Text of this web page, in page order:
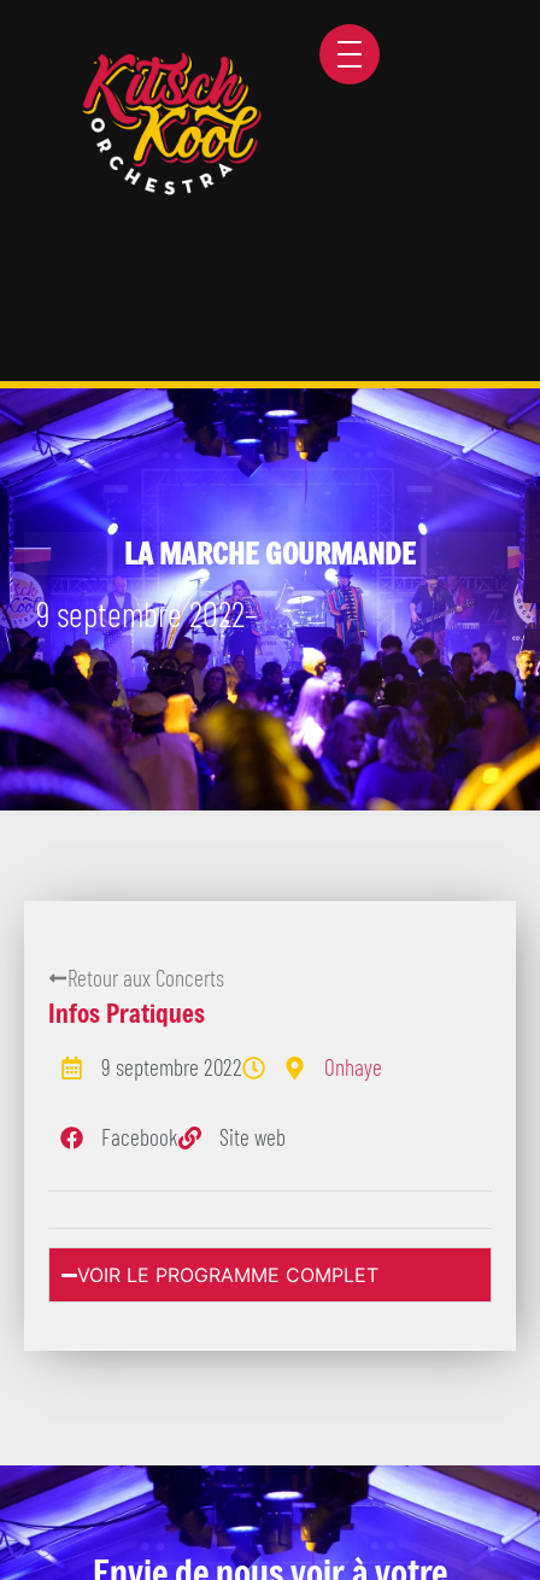
LA MARCHE GOURMANDE
9 septembre 2022–
Retour aux Concerts
Infos Pratiques
9 septembre 2022 Onhaye
Facebook Site web
VOIR LE PROGRAMME COMPLET